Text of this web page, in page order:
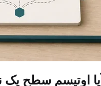
اوتیسم سطح یک